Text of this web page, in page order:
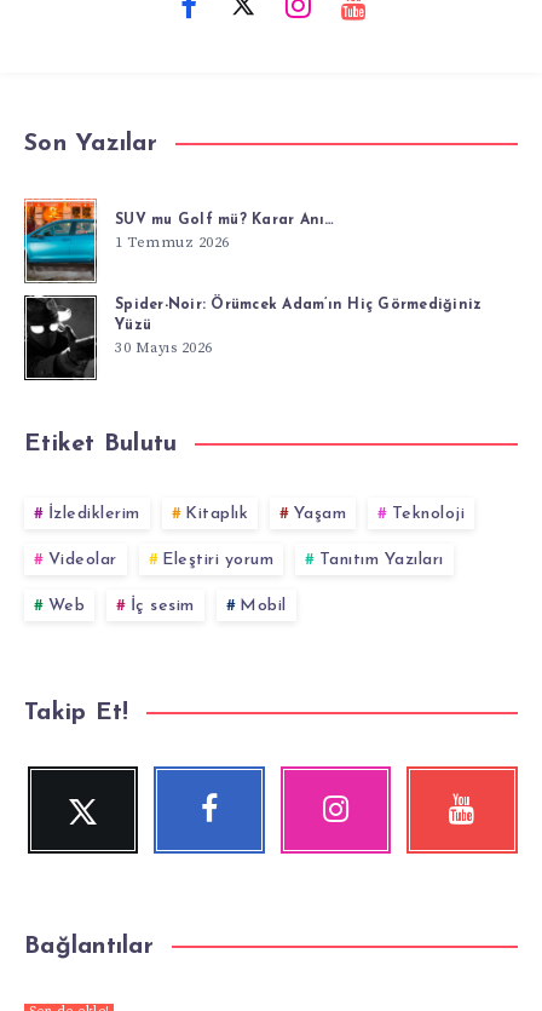
Son Yazılar
SUV mu Golf mü? Karar Anı…
1 Temmuz 2026
Spider-Noir: Örümcek Adam’ın Hiç Görmediğiniz
Yüzü
30 Mayıs 2026
Etiket Bulutu
İzlediklerim Kitaplık Yaşam Teknoloji
Videolar Eleştiri yorum Tanıtım Yazıları
Web İç sesim Mobil
Takip Et!
Twitter Facebook Instagram
Fotoğraflarımız!
YouTube
Videolara
Bağlantılar